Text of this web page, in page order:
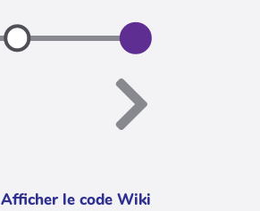
Afficher le code Wiki